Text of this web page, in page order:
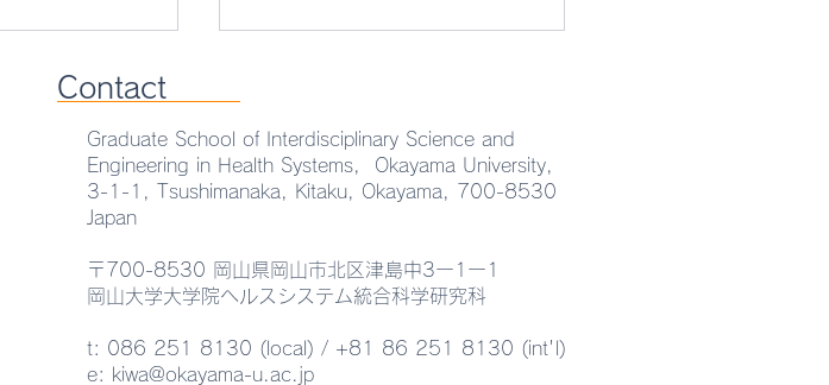
メージングに
に掲載
AEMT Lab.
Functional Heterostructures
Contact
Graduate School of Interdisciplinary Science and
Engineering in Health Systems, Okayama University,
3-1-1, Tsushimanaka, Kitaku, Okayama, 700-8530
Japan
〒700-8530 岡山県岡山市北区津島中3ー1ー1
岡山大学大学院ヘルスシステム統合科学研究科
t: 086 251 8130 (local) / +81 86 251 8130 (int'l)
e: kiwa@okayama-u.ac.jp